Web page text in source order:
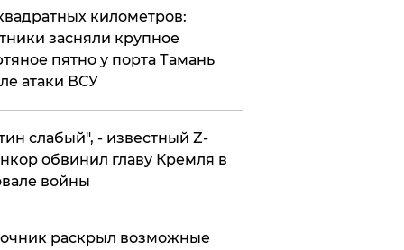
километров:
засняли крупное
пятно у порта Тамань
атаки ВСУ
слабый", - известный Z-
обвинил главу Кремля в
войны
раскрыл возможные